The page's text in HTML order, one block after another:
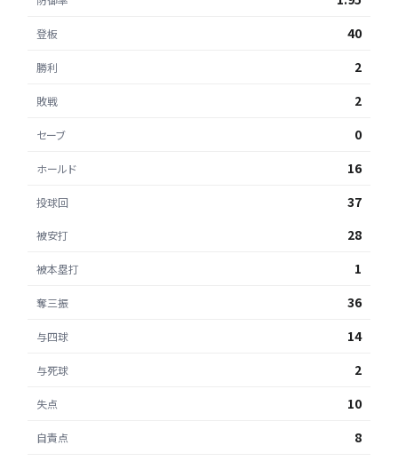
登板 40
勝利 2
敗戦 2
セーブ 0
ホールド 16
投球回 37
被安打 28
被本塁打 1
奪三振 36
与四球 14
与死球 2
失点 10
自責点 8